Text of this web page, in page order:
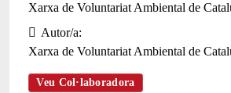
b
o
Xarxa de Voluntariat Ambiental de
Autor/a
Xarxa de Voluntariat Ambiental de
Veu Col·laboradora